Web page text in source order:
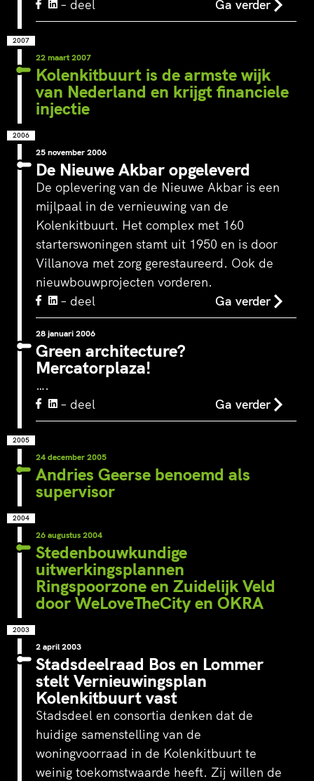
‘s-Hertogenbosch is een
waterstad. De Bossche
Stadsdelta is de plek waar de
Dommel, Aa, Binnendieze en
Zuid-Willemsvaart
samenvloeien in de…
groene en
– deel Ga verder
2007
22 maart 2007
Kolenkitbuurt is de armste wijk
van Nederland en krijgt financiele
injectie
2006
25 november 2006
De Nieuwe Akbar opgeleverd
De oplevering van de Nieuwe Akbar is een
mijlpaal in de vernieuwing van de
Kolenkitbuurt. Het complex met 160
starterswoningen stamt uit 1950 en is door
Villanova met zorg gerestaureerd. Ook de
nieuwbouwprojecten vorderen.
– deel
Ga verder
28 januari 2006
Green architecture?
Mercatorplaza!
….
– deel
Ga verder
2005
24 december 2005
Andries Geerse benoemd als
supervisor
2004
26 augustus 2004
Stedenbouwkundige
uitwerkingsplannen
Ringspoorzone en Zuidelijk Veld
door WeLoveTheCity en OKRA
2003
2 april 2003
Stadsdeelraad Bos en Lommer
stelt Vernieuwingsplan
Kolenkitbuurt vast
Stadsdeel en consortia denken dat de
huidige samenstelling van de
woningvoorraad in de Kolenkitbuurt te
weinig toekomstwaarde heeft. Zij willen de